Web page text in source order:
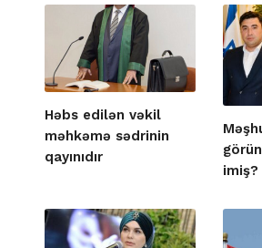
Həbs edilən vəkil
məhkəmə sədrinin
qayınıdır
imiş?